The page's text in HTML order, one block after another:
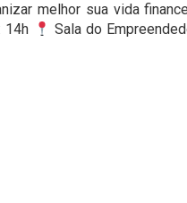
melhor sua vida
14h Sala do